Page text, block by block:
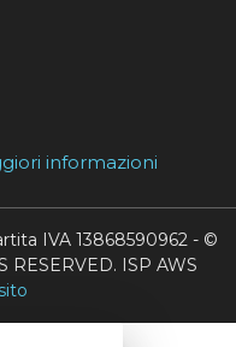
informazioni
IVA 13868590962 - ©
RESERVED. ISP AWS